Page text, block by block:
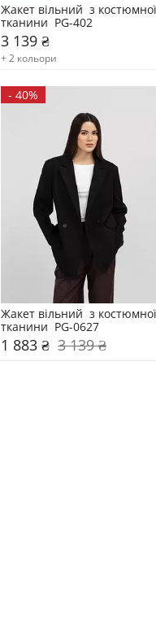
Жакет вільний  з костюмної
тканини  PG-402
3 139 ₴
+ 2 кольори
- 40%
Жакет вільний  з костюмної
тканини  PG-0627
1 883 ₴ 3 139 ₴